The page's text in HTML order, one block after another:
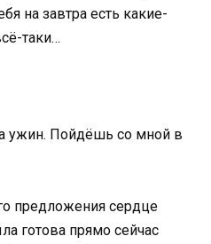
на завтра есть какие-
таки…
ужин. Пойдёшь со мной в
предложения сердце
готова прямо сейчас